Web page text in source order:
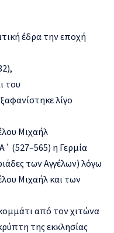
έδρα την εποχή
του
λίγο
Μιχαήλ
(527–565) η Γερμία
των Αγγέλων) λόγω
Μιχαήλ και των
από τον χιτώνα
της εκκλησίας